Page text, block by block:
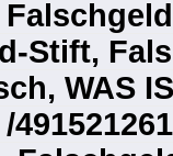
Stift,
WAS